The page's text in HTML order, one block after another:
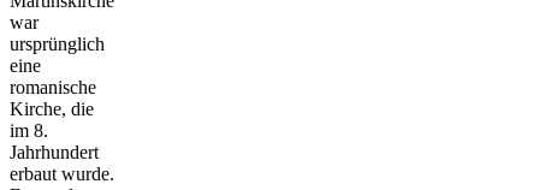
war
ursprünglich
eine
romanische
Kirche, die
im 8.
Jahrhundert
erbaut wurde.